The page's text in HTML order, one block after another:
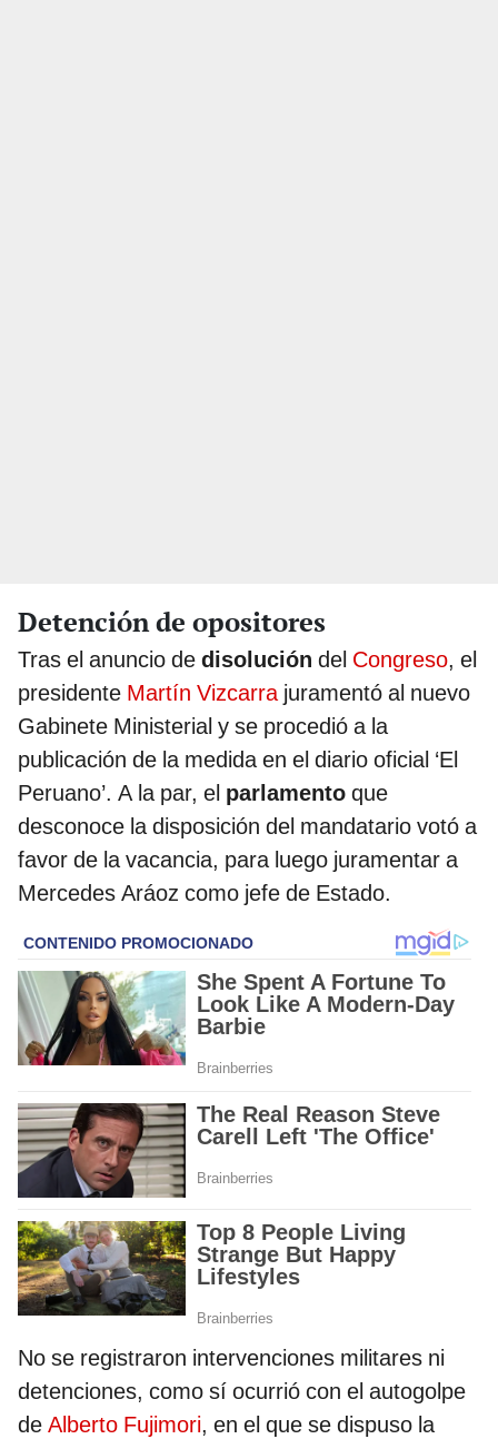
Detención de opositores
Tras el anuncio de disolución del Congreso, el
presidente Martín Vizcarra juramentó al nuevo
Gabinete Ministerial y se procedió a la
publicación de la medida en el diario oficial ‘El
Peruano’. A la par, el parlamento que
desconoce la disposición del mandatario votó a
favor de la vacancia, para luego juramentar a
Mercedes Aráoz como jefe de Estado.
No se registraron intervenciones militares ni
detenciones, como sí ocurrió con el autogolpe
de Alberto Fujimori, en el que se dispuso la